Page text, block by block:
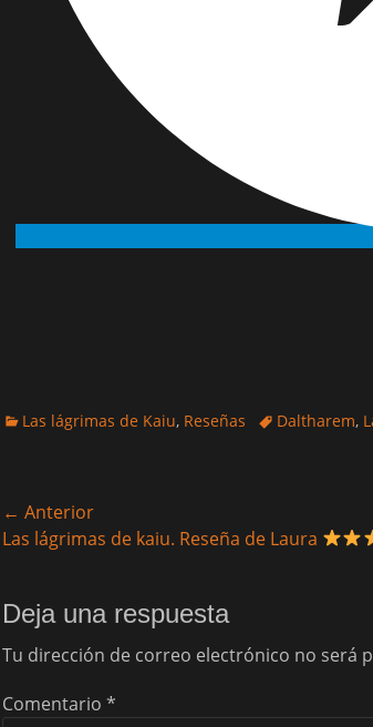
Categorias
Las lágrimas de Kaiu, Reseñas Etiquetas
Daltharem,
Navegación
de
entradas
← Anterior
Entrada
Las lágrimas de kaiu. Reseña de Laura
Deja una respuesta
Tu dirección de correo electrónico no será
Comentario *